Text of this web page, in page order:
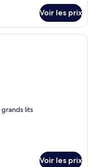
Voir les prix
moderne avec un canapé,
lits
Voir les prix